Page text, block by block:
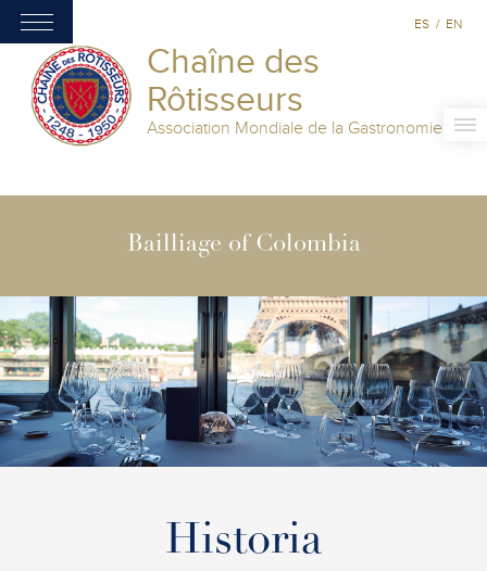
Chaîne des
Rôtisseurs
Association Mondiale de la Gastronomie
ES / EN
Bailliage of Colombia
Historia